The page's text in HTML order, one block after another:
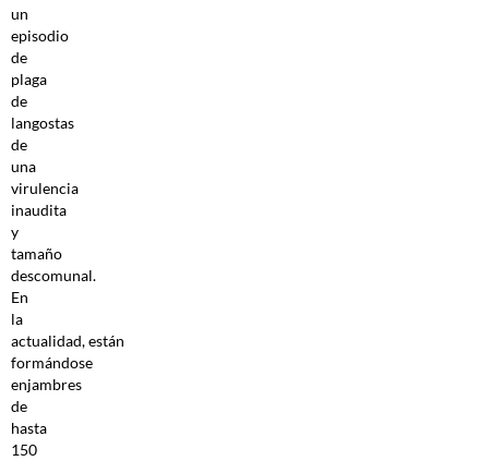
un
episodio
de
plaga
de
langostas
de
una
virulencia
inaudita
y
tamaño
descomunal.
En
la
actualidad, están
formándose
enjambres
de
hasta
150